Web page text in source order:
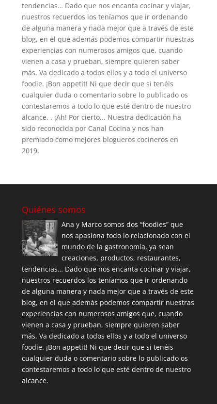
tendencias… Dado que nos encanta cocinar y viajar,
nuestros recuerdos los teníamos que ir ordenando
de alguna manera y nada mejor que a través de este
blog, en el que además podemos compartir nuestras
experiencias con numerosos amigos que, cuando
vienen a casa y prueban, siempre quieren saber
más. Va dedicado a todos ellos y a todo el universo
foodie. ¡Bon appetit! Ni que decir que si tenéis
cualquier duda o comentario sobre lo publicado os
contestaremos a todo lo que esté dentro de nuestro
alcance. . ¡Ah! Por cierto... Nuestra dedicación ha
sido reconocida por Canal Cocina y nos han
premiado como mejores blogueros cocineros en
2019.
Quiénes somos
Ana y Marco somos dos “foodies” que
nos apasiona todo lo relacionado con el
mundo de la gastronomía, ya sean
creaciones, productos, restaurantes,
tendencias… Dado que nos encanta cocinar y viajar,
nuestros recuerdos los teníamos que ir ordenando
de alguna manera y nada mejor que a través de este
blog, en el que además podemos compartir nuestras
experiencias con numerosos amigos que, cuando
vienen a casa y prueban, siempre quieren saber
más. Va dedicado a todos ellos y a todo el universo
foodie. ¡Bon appetit! Ni que decir que si tenéis
cualquier duda o comentario sobre lo publicado os
contestaremos a todo lo que esté dentro de nuestro
alcance.